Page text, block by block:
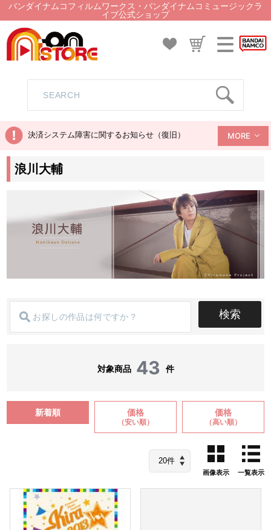
バンダイナムコフィルムワークス・バンダイナムコミュージックラ
イブ公式ショップ
決済システム障害に関するお知らせ（復旧） MORE
浪川大輔
検索
対象商品 43 件
新着順 価格
（安い順）
価格
（高い順）
画像表示 一覧表示